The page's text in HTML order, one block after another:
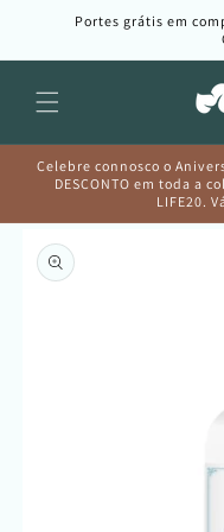
para oPortes grátis em
Celebre connosco o
DESCONTO em toda a
LIFE20.
informação
do produto